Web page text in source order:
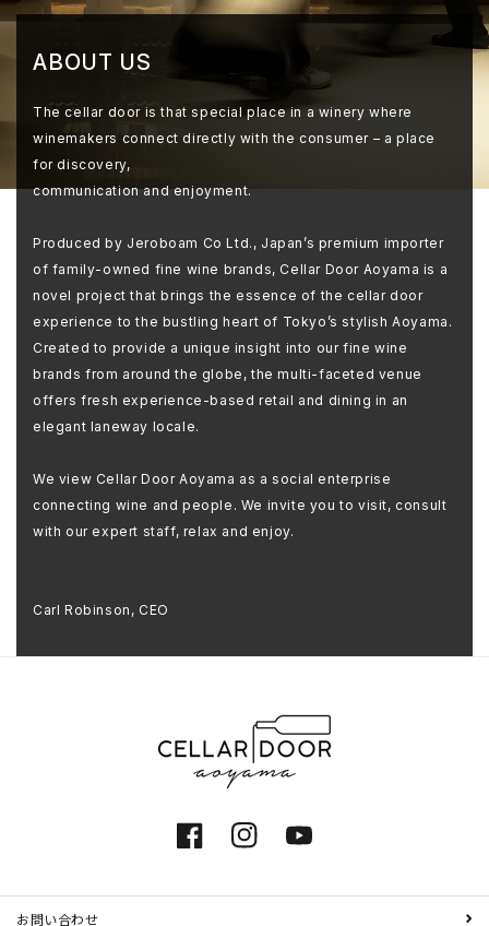
ABOUT US
The cellar door is that special place in a winery where
winemakers connect directly with the consumer – a place
for discovery,
communication and enjoyment.
Produced by Jeroboam Co Ltd., Japan’s premium importer
of family-owned fine wine brands, Cellar Door Aoyama is a
novel project that brings the essence of the cellar door
experience to the bustling heart of Tokyo’s stylish Aoyama.
Created to provide a unique insight into our fine wine
brands from around the globe, the multi-faceted venue
offers fresh experience-based retail and dining in an
elegant laneway locale.
We view Cellar Door Aoyama as a social enterprise
connecting wine and people. We invite you to visit, consult
with our expert staff, relax and enjoy.
Carl Robinson, CEO
FacebookInstagramYouTube
お問い合わせ